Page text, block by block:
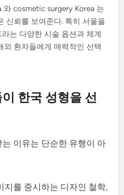
와 cosmetic surgery Korea 는
신뢰를 보여준다. 특히 서울을
는 다양한 시술 옵션과 체계
외 환자들에게 매력적인 선택
한국 성형을 선
이유는 단순한 유행이 아
지를 중시하는 디자인 철학,